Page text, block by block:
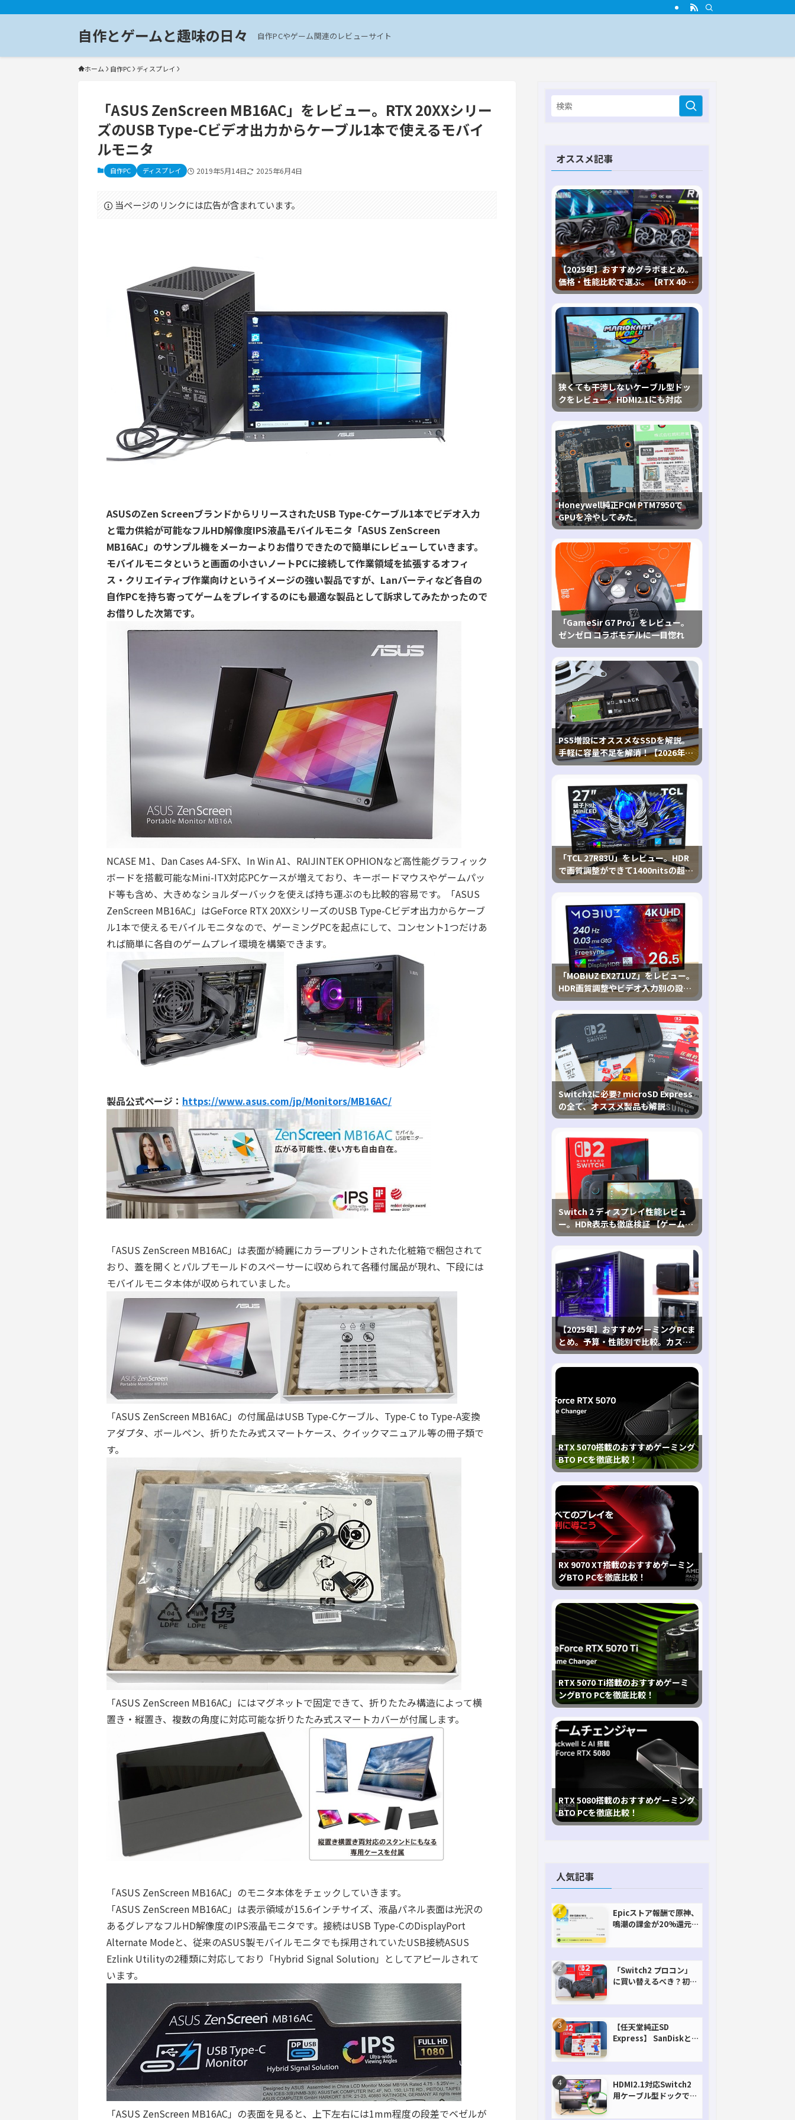
自作とゲームと趣味の日々 自作PCやゲーム関連のレビューサイト
ホーム 自作PC ディスプレイ
「ASUS ZenScreen MB16AC」をレビュー。RTX 20XXシリー
ズのUSB Type-Cビデオ出力からケーブル1本で使えるモバイ
ルモニタ
自作PC ディスプレイ 2019年5月14日 2025年6月4日
当ページのリンクには広告が含まれています。
ASUSのZen ScreenブランドからリリースされたUSB Type-Cケーブル1本でビデオ入力
と電力供給が可能なフルHD解像度IPS液晶モバイルモニタ「ASUS ZenScreen
MB16AC」のサンプル機をメーカーよりお借りできたので簡単にレビューしていきます。
モバイルモニタというと画面の小さいノートPCに接続して作業領域を拡張するオフィ
ス・クリエイティブ作業向けというイメージの強い製品ですが、Lanパーティなど各自の
自作PCを持ち寄ってゲームをプレイするのにも最適な製品として訴求してみたかったので
お借りした次第です。
NCASE M1、Dan Cases A4-SFX、In Win A1、RAIJINTEK OPHIONなど高性能グラフィック
ボードを搭載可能なMini-ITX対応PCケースが増えており、キーボードマウスやゲームパッ
ド等も含め、大きめなショルダーバックを使えば持ち運ぶのも比較的容易です。「ASUS
ZenScreen MB16AC」はGeForce RTX 20XXシリーズのUSB Type-Cビデオ出力からケーブ
ル1本で使えるモバイルモニタなので、ゲーミングPCを起点にして、コンセント1つだけあ
れば簡単に各自のゲームプレイ環境を構築できます。
製品公式ページ： https://www.asus.com/jp/Monitors/MB16AC/
「ASUS ZenScreen MB16AC」は表面が綺麗にカラープリントされた化粧箱で梱包されて
おり、蓋を開くとパルプモールドのスペーサーに収められて各種付属品が現れ、下段には
モバイルモニタ本体が収められていました。
「ASUS ZenScreen MB16AC」の付属品はUSB Type-Cケーブル、Type-C to Type-A変換
アダプタ、ボールペン、折りたたみ式スマートケース、クイックマニュアル等の冊子類で
す。
「ASUS ZenScreen MB16AC」にはマグネットで固定できて、折りたたみ構造によって横
置き・縦置き、複数の角度に対応可能な折りたたみ式スマートカバーが付属します。
「ASUS ZenScreen MB16AC」のモニタ本体をチェックしていきます。
「ASUS ZenScreen MB16AC」は表示領域が15.6インチサイズ、液晶パネル表面は光沢の
あるグレアなフルHD解像度のIPS液晶モニタです。接続はUSB Type-CのDisplayPort
Alternate Modeと、従来のASUS製モバイルモニタでも採用されていたUSB接続ASUS
Ezlink Utilityの2種類に対応しており「Hybrid Signal Solution」としてアピールされて
います。
「ASUS ZenScreen MB16AC」の表面を見ると、上下左右には1mm程度の段差でベゼルが
オススメ記事
【2025年】おすすめグラボまとめ。
価格・性能比較で選ぶ。【RTX 40,
RX 7000各種に対応】
狭くても干渉しないケーブル型ドッ
クをレビュー。HDMI2.1にも対応
Honeywell純正PCM PTM7950で
GPUを冷やしてみた。
「GameSir G7 Pro」をレビュー。
ゼンゼロ コラボモデルに一目惚れ
PS5増設にオススメなSSDを解説。
手軽に容量不足を解消！【2026年最
新、PS5 Proにも対応】
「TCL 27R83U」をレビュー。HDR
で画質調整ができて1400nitsの超高
輝度も発揮！
「MOBIUZ EX271UZ」をレビュー。
HDR画質調整やビデオ入力別の設定
が可能な4K有機ELゲーミングモニタ
を徹底検証
Switch2に必要? microSD Express
の全て、オススメ製品も解説
Switch 2 ディスプレイ性能レビュ
ー。HDR表示も徹底検証 【ゲームに
おけるHDRの未来を切り開く1台！】
【2025年】おすすめゲーミングPCま
とめ。予算・性能別で比較。カスタ
マイズ指南も
RTX 5070搭載のおすすめゲーミング
BTO PCを徹底比較！
RX 9070 XT搭載のおすすめゲーミン
グBTO PCを徹底比較！
RTX 5070 Ti搭載のおすすめゲーミ
ングBTO PCを徹底比較！
RTX 5080搭載のおすすめゲーミング
BTO PCを徹底比較！
人気記事
Epicストア報酬で原神、
鳴潮の課金が20%還元
「Switch2 プロコン」
に買い替えるべき？初代
【任天堂純正SD
Express】 SanDiskと
HDMI2.1対応Switch2
用ケーブル型ドックで省